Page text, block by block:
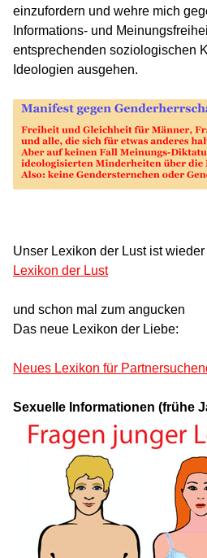
einzufordern und wehre mich
Informations- und
entsprechenden soziologischen
Ideologien ausgehen.
Unser Lexikon der Lust ist wieder
Lexikon der Lust
und schon mal zum angucken
Das neue Lexikon der Liebe:
Neues Lexikon für
Sexuelle Informationen (frühe